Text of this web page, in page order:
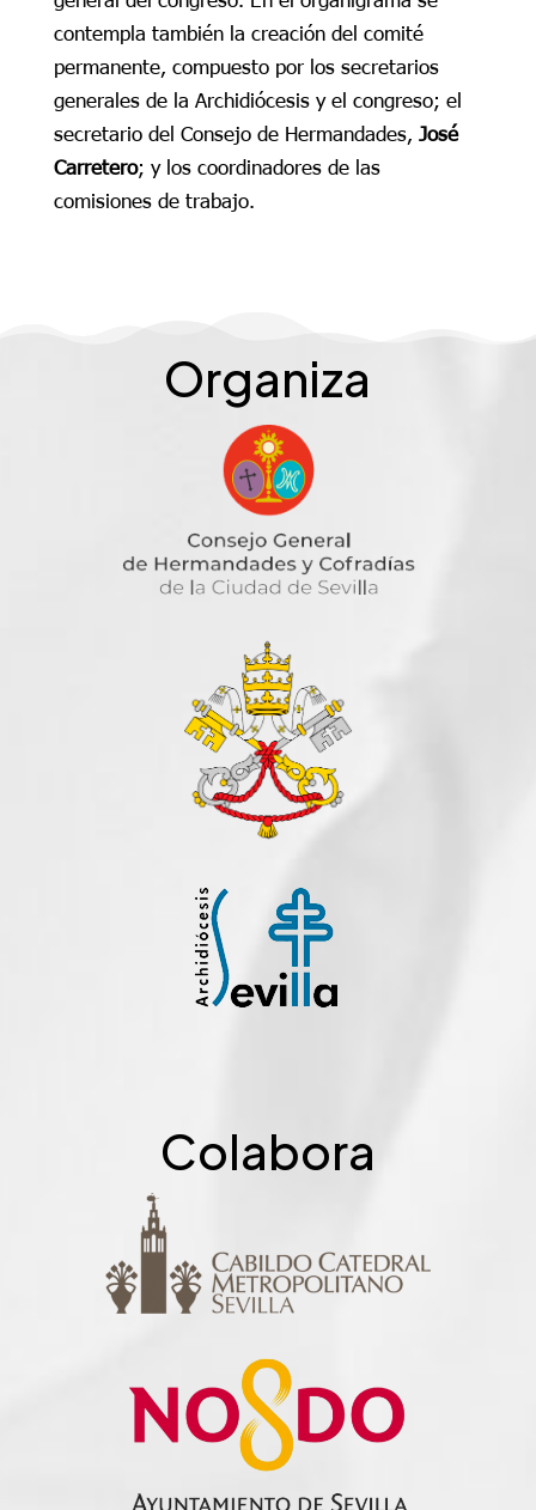
contempla también la creación del comité
permanente, compuesto por los secretarios
generales de la Archidiócesis y el congreso; el
secretario del Consejo de Hermandades, José
Carretero; y los coordinadores de las
comisiones de trabajo.
Organiza
Colabora